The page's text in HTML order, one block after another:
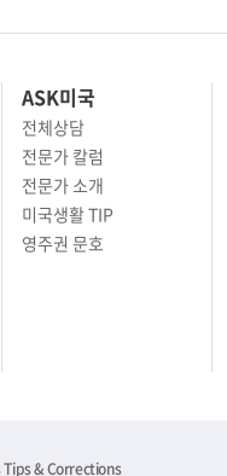
ASK미국
전체상담
전문가 칼럼
전문가 소개
미국생활 TIP